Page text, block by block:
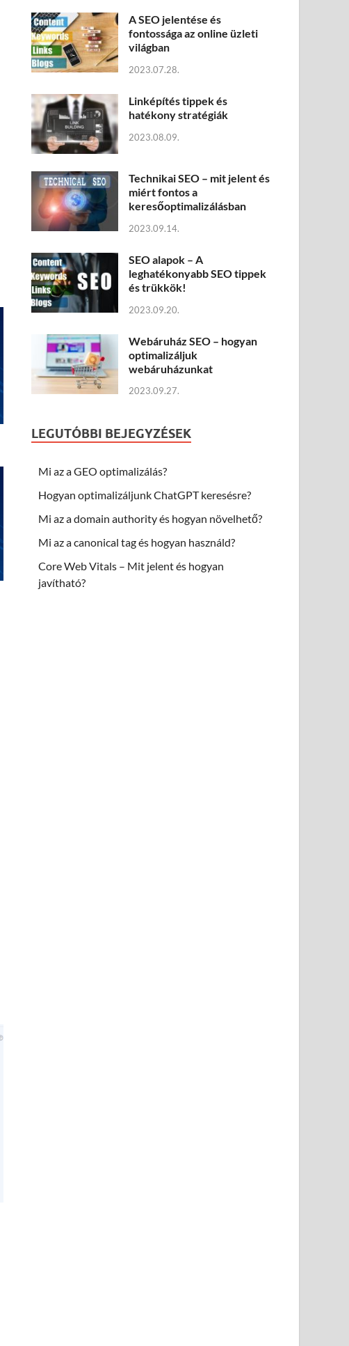
A SEO jelentése és
fontossága az online üzleti
világban
2023.07.28.
Linképítés tippek és
hatékony stratégiák
2023.08.09.
Technikai SEO – mit jelent és
miért fontos a
keresőoptimalizálásban
2023.09.14.
SEO alapok – A
leghatékonyabb SEO tippek
és trükkök!
2023.09.20.
Webáruház SEO – hogyan
optimalizáljuk
webáruházunkat
2023.09.27.
LEGUTÓBBI BEJEGYZÉSEK
Mi az a GEO optimalizálás?
Hogyan optimalizáljunk ChatGPT keresésre?
Mi az a domain authority és hogyan növelhető?
Mi az a canonical tag és hogyan használd?
Core Web Vitals – Mit jelent és hogyan
javítható?